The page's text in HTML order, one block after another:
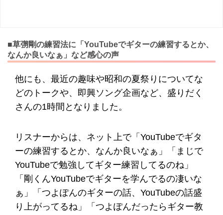
■草彅剛の練習法に「YouTubeでギターの練習するとか、
なんか良いなぁ」など感心の声
他にも、最近の趣味や昭和の夏祭りについてな
どのトークや、即興ソング企画など、盛りだく
さんの1時間となりました。
リスナーからは、ネット上で「YouTubeでギタ
ーの練習するとか、なんか良いなぁ」「まじで
YouTubeで勉強してギター練習してるのね」
「剛くんYouTubeでギターを学んでるの凄いな
ぁ」「つよぽんのギターの話、YouTubeの話盛
り上がってるね」「つよぽんだったらギター教